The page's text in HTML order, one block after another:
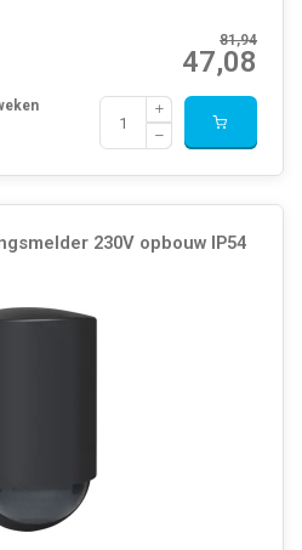
81,94
47,08
230V opbouw IP54